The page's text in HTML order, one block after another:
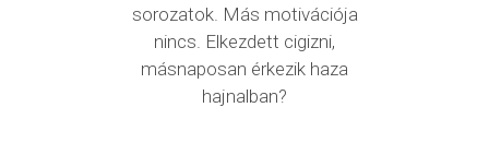
sorozatok. Más motivációja
nincs. Elkezdett cigizni,
másnaposan érkezik haza
hajnalban?